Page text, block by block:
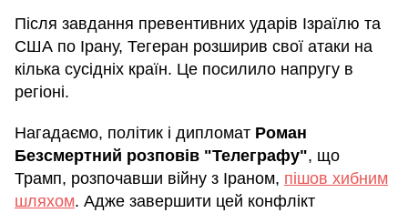
Після завдання превентивних ударів Ізраїлю та
США по Ірану, Тегеран розширив свої атаки на
кілька сусідніх країн. Це посилило напругу в
регіоні.
Нагадаємо, політик і дипломат Роман
Безсмертний розповів "Телеграфу", що
Трамп, розпочавши війну з Іраном, пішов хибним
шляхом. Адже завершити цей конфлікт